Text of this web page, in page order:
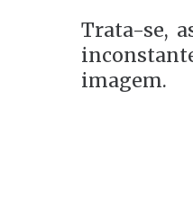
Trata-se,
imagem.